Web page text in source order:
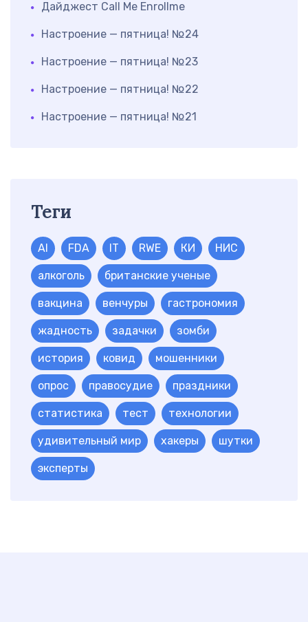
Дайджест Call Me Enrollme
Настроение — пятница! №24
Настроение — пятница! №23
Настроение — пятница! №22
Настроение — пятница! №21
Теги
AI FDA IT RWE КИ НИС
алкоголь британские ученые
вакцина венчуры гастрономия
жадность задачки зомби
история ковид мошенники
опрос правосудие праздники
статистика тест технологии
удивительный мир хакеры шутки
эксперты